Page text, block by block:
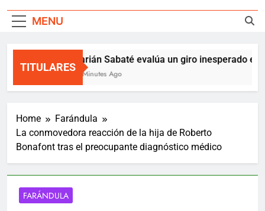
MENU
TITULARES
Marián Sabaté evalúa un giro inesperado en
36 Minutes Ago
Home
Farándula
La conmovedora reacción de la hija de Roberto
Bonafont tras el preocupante diagnóstico médico
FARÁNDULA